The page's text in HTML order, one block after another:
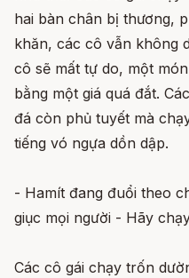
hai bàn chân bị thương,
khăn, các cô vẫn không
cô sẽ mất tự do, một
bằng một giá quá đắt.
đá còn phủ tuyết mà
tiếng vó ngựa dồn dập.
- Hamít đang đuổi theo
giục mọi người - Hãy
Các cô gái chạy trốn